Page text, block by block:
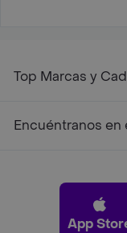
Top Marcas y
Encuéntranos en
App